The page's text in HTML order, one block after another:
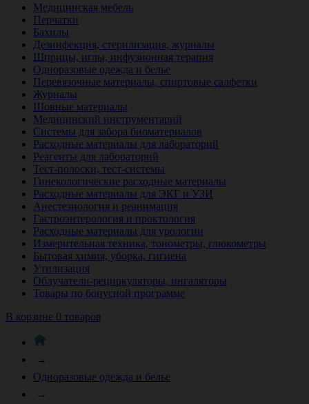
Медицинская мебель
Перчатки
Бахилы
Дезинфекция, стерилизация, журналы
Шприцы, иглы, инфузионная терапия
Одноразовые одежда и белье
Перевязочные материалы, спиртовые салфетки
Журналы
Шовные материалы
Медицинский инструментарий
Системы для забора биоматериалов
Расходные материалы для лабораторий
Реагенты для лабораторий
Тест-полоски, тест-системы
Гинекологические расходные материалы
Расходные материалы для ЭКГ и УЗИ
Анестезиология и реанимация
Гастроэнтерология и проктология
Расходные материалы для урологии
Измерительная техника, тонометры, глюкометры
Бытовая химия, уборка, гигиена
Утилизация
Облучатели-рециркуляторы, ингаляторы
Товары по бонусной программе
В корзине 0 товаров
→
Одноразовые одежда и белье
→